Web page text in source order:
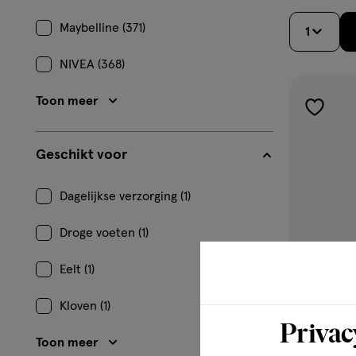
Maybelline (371)
NIVEA (368)
Toon meer
Geschikt voor
Dagelijkse verzorging (1)
Droge voeten (1)
Eelt (1)
Kloven (1)
Toon meer
1